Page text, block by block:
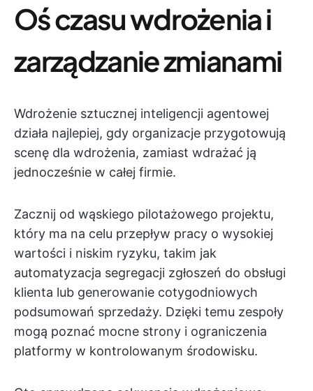
Oś czasu wdrożenia i
zarządzanie zmianami
Wdrożenie sztucznej inteligencji agentowej
działa najlepiej, gdy organizacje przygotowują
scenę dla wdrożenia, zamiast wdrażać ją
jednocześnie w całej firmie.
Zacznij od wąskiego pilotażowego projektu,
który ma na celu przepływ pracy o wysokiej
wartości i niskim ryzyku, takim jak
automatyzacja segregacji zgłoszeń do obsługi
klienta lub generowanie cotygodniowych
podsumowań sprzedaży. Dzięki temu zespoły
mogą poznać mocne strony i ograniczenia
platformy w kontrolowanym środowisku.